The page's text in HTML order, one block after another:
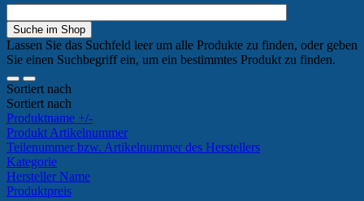
Lassen Sie das Suchfeld leer um alle Produkte zu finden, oder geben
Sie einen Suchbegriff ein, um ein bestimmtes Produkt zu finden.
Sortiert nach
Sortiert nach
Produktname +/-
Produkt Artikelnummer
Teilenummer bzw. Artikelnummer des Herstellers
Kategorie
Hersteller Name
Produktpreis